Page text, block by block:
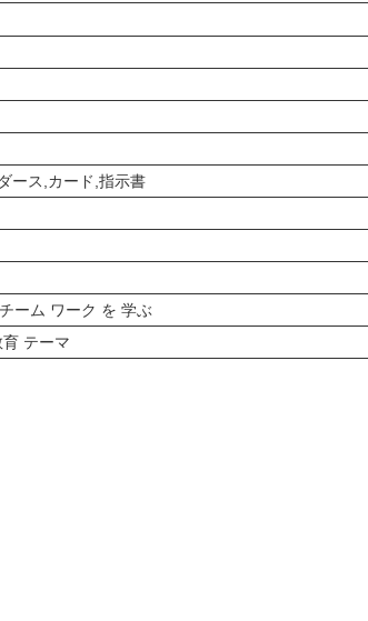
ース,カード,指示書
ーム ワーク を 学ぶ
テーマ